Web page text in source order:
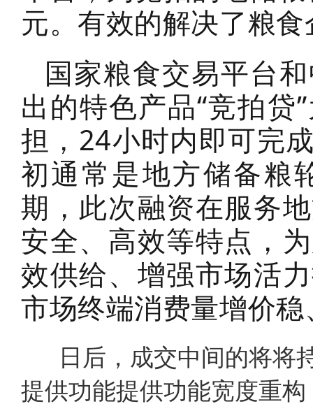
元。有效的解决了粮
国家粮食交易平台
出的特色产品“竞拍贷
担，24小时内即可完
初通常是地方储备粮
期，此次融资在服务
安全、高效等特点，
效供给、增强市场活
市场终端消费量增价
日后，成交中间的将将
提供功能提供功能宽度重